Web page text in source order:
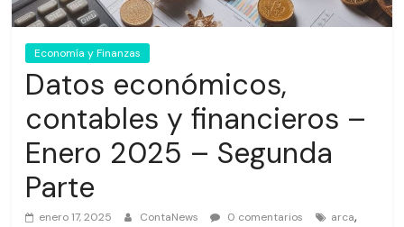
Economía y Finanzas
Datos económicos,
contables y financieros –
Enero 2025 – Segunda
Parte
enero 17, 2025 ContaNews 0 comentarios arca,